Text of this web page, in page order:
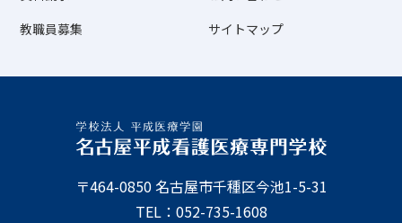
教職員募集
サイトマップ
〒464-0850 名古屋市千種区今池1-5-31
TEL：052-735-1608